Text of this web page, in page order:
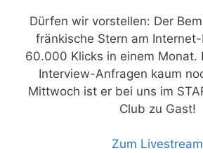
Dürfen wir vorstellen: Der
fränkische Stern am
60.000 Klicks in einem Monat.
Interview-Anfragen kaum
Mittwoch ist er bei uns im
Club zu Gast!
Zum Livestream